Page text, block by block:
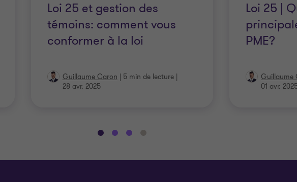
Loi 25 et gestion des
témoins: comment vous
conformer à la loi
Guillaume Caron | 5 min de lecture |
28 avr. 2025
Loi 25 |
PME?
Guillaume
01 avr.
Aller
la
Aller
la
Aller
la
Aller
la